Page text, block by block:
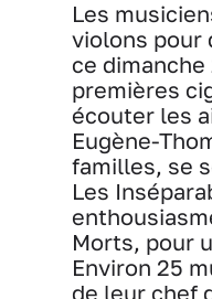
Les
violons pour
ce dimanche
premières
écouter les
Eugène-
familles, se
Les
Morts, pour
Environ 25
de leur chef